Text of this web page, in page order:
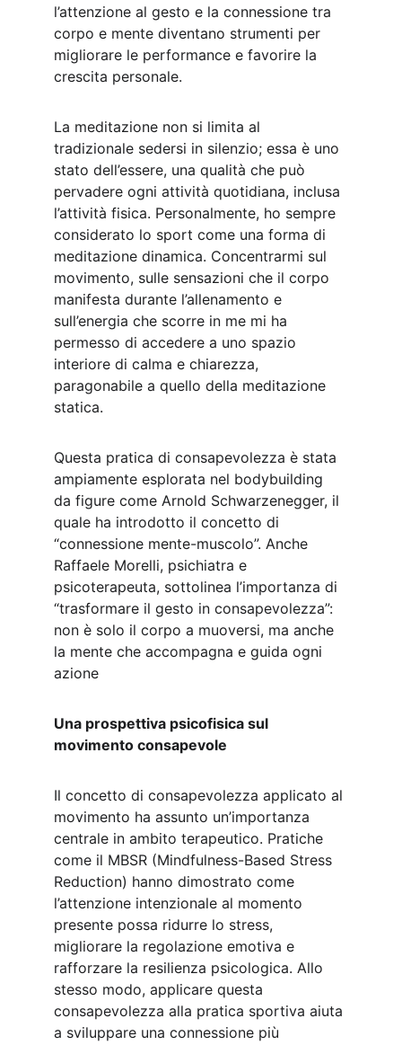
l’attenzione al gesto e la connessione tra
corpo e mente diventano strumenti per
migliorare le performance e favorire la
crescita personale.
La meditazione non si limita al
tradizionale sedersi in silenzio; essa è uno
stato dell’essere, una qualità che può
pervadere ogni attività quotidiana, inclusa
l’attività fisica. Personalmente, ho sempre
considerato lo sport come una forma di
meditazione dinamica. Concentrarmi sul
movimento, sulle sensazioni che il corpo
manifesta durante l’allenamento e
sull’energia che scorre in me mi ha
permesso di accedere a uno spazio
interiore di calma e chiarezza,
paragonabile a quello della meditazione
statica.
Questa pratica di consapevolezza è stata
ampiamente esplorata nel bodybuilding
da figure come Arnold Schwarzenegger, il
quale ha introdotto il concetto di
“connessione mente-muscolo”. Anche
Raffaele Morelli, psichiatra e
psicoterapeuta, sottolinea l’importanza di
“trasformare il gesto in consapevolezza”:
non è solo il corpo a muoversi, ma anche
la mente che accompagna e guida ogni
azione
Una prospettiva psicofisica sul
movimento consapevole
Il concetto di consapevolezza applicato al
movimento ha assunto un’importanza
centrale in ambito terapeutico. Pratiche
come il MBSR (Mindfulness-Based Stress
Reduction) hanno dimostrato come
l’attenzione intenzionale al momento
presente possa ridurre lo stress,
migliorare la regolazione emotiva e
rafforzare la resilienza psicologica. Allo
stesso modo, applicare questa
consapevolezza alla pratica sportiva aiuta
a sviluppare una connessione più